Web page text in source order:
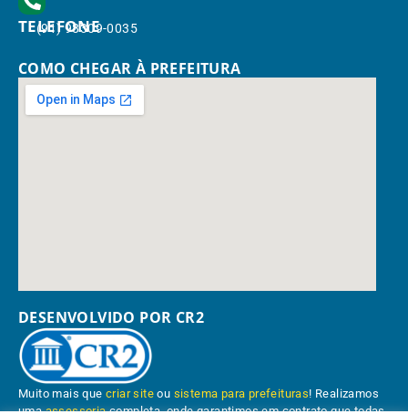
TELEFONE
(91) 98309-0035
COMO CHEGAR À PREFEITURA
DESENVOLVIDO POR CR2
Muito mais quecriar site ou sistema para prefeituras! Realizamos
umaassessoriacompleta, onde garantimos em contrato que todas